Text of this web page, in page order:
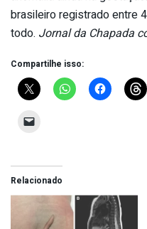
brasileiro registrado entre
todo. Jornal da Chapada
Compartilhe isso:
Relacionado